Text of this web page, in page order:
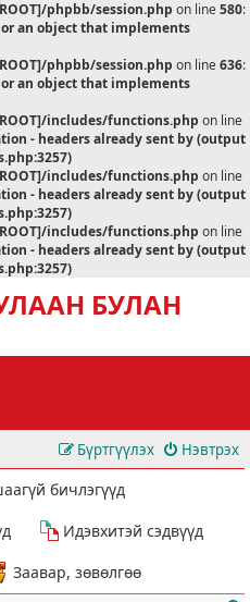
phpbb/session.php on line580:
an object that implements
phpbb/session.php on line636:
an object that implements
includes/functions.php on line
- headers already sent by (output
includes/functions.php on line
- headers already sent by (output
includes/functions.php on line
- headers already sent by (output
БУЛАН
Нэвтрэх
Бүртгүүлэх
бичлэгүүд
Идэвхитэй сэдвүүд
Заавар, зөвөлгөө